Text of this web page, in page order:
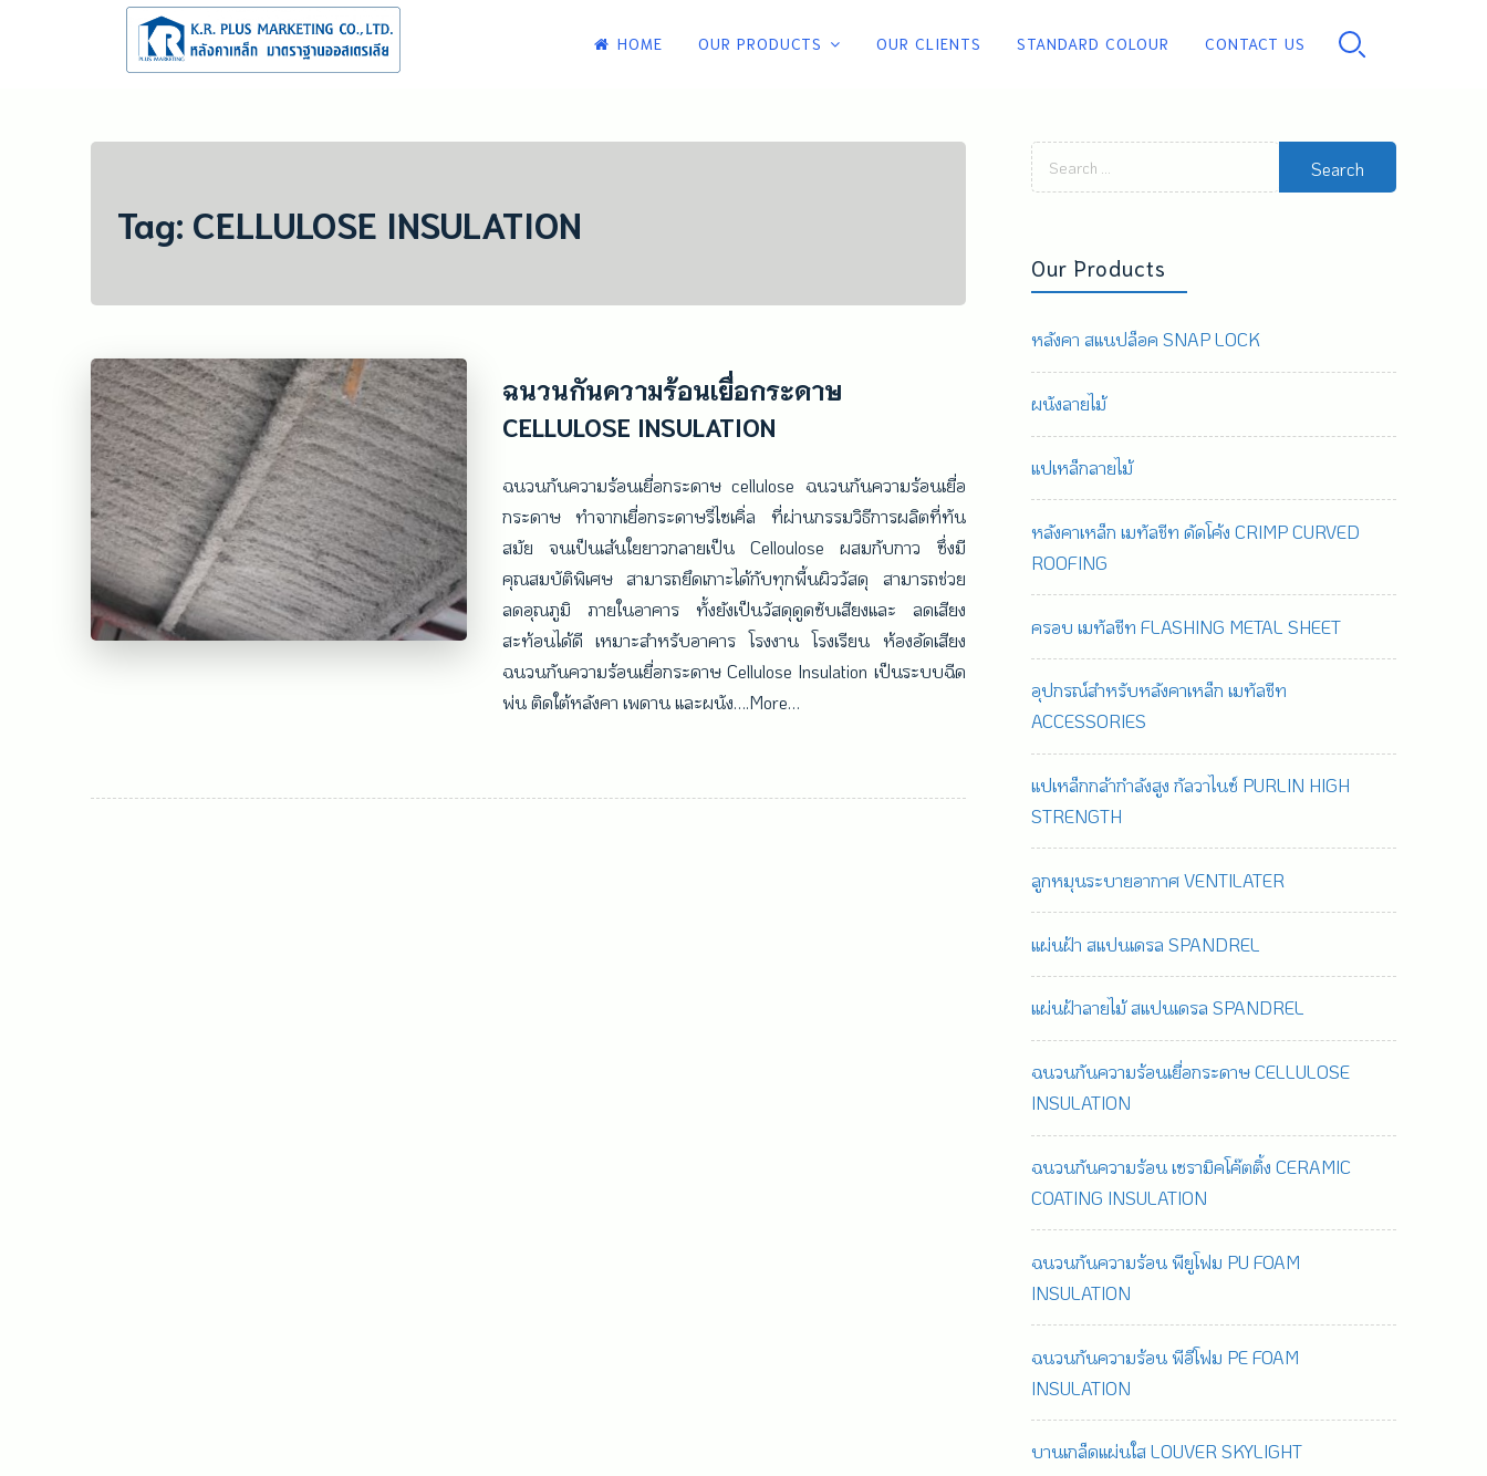
HOME OUR PRODUCTS OUR CLIENTS STANDARD COLOUR CONTACT US
Tag: CELLULOSE INSULATION
ฉนวนกันความร้อนเยื่อกระดาษ
CELLULOSE INSULATION
ฉนวนกันความร้อนเยื่อกระดาษ cellulose ฉนวนกันความร้อนเยื่อ
กระดาษ ทำจากเยื่อกระดาษรีไซเคิ่ล ที่ผ่านกรรมวิธีการผลิตที่ทัน
สมัย จนเป็นเส้นใยยาวกลายเป็น Celloulose ผสมกับกาว ซึ่งมี
คุณสมบัติพิเศษ สามารถยึดเกาะได้กับทุกพื้นผิววัสดุ สามารถช่วย
ลดอุณภูมิ ภายในอาคาร ทั้งยังเป็นวัสดุดูดซับเสียงและ ลดเสียง
สะท้อนได้ดี เหมาะสำหรับอาคาร โรงงาน โรงเรียน ห้องอัดเสียง
ฉนวนกันความร้อนเยื่อกระดาษ Cellulose Insulation เป็นระบบฉีด
พ่น ติดใต้หลังคา เพดาน และผนัง….More…
Search
for:
Our Products
หลังคา สแนปล็อค SNAP LOCK
ผนังลายไม้
แปเหล็กลายไม้
หลังคาเหล็ก เมทัลชีท ดัดโค้ง CRIMP CURVED
ROOFING
ครอบ เมทัลชีท FLASHING METAL SHEET
อุปกรณ์สำหรับหลังคาเหล็ก เมทัลชีท
ACCESSORIES
แปเหล็กกล้ากำลังสูง กัลวาไนซ์ PURLIN HIGH
STRENGTH
ลูกหมุนระบายอากาศ VENTILATER
แผ่นฝ้า สแปนเดรล SPANDREL
แผ่นฝ้าลายไม้ สแปนเดรล SPANDREL
ฉนวนกันความร้อนเยื่อกระดาษ CELLULOSE
INSULATION
ฉนวนกันความร้อน เซรามิคโค๊ตติ้ง CERAMIC
COATING INSULATION
ฉนวนกันความร้อน พียูโฟม PU FOAM
INSULATION
ฉนวนกันความร้อน พีอีโฟม PE FOAM
INSULATION
บานเกล็ดแผ่นใส LOUVER SKYLIGHT